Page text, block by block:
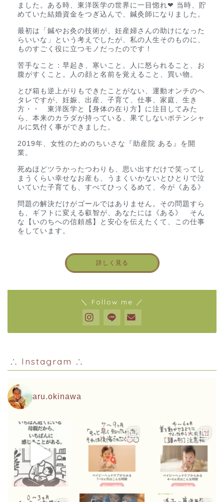
ました。ある時、東洋医学の世界に一目惚れ❤︎ 当時、貯
めていた結婚資金をつぎ込んで、鍼灸師になりました。
最初は「鍼やお灸の技術が、妊産婦さんの助けになった
らいいな」という考えでしたが、私の人生そのものに、
ものすごく役に立つモノだったのです！
苦手なこと：早起き、寒いこと。人に怒られること、お
腹がすくこと。人の顔と名前を覚えること、買い物。
とび箱も逆上がりもできたことがない、運動オンチのヘ
タレですが、妊娠、出産、子育て、仕事、家庭、生き
方・・ 東洋医学と【身体の在り方】に注目してみた
ら、本来のカラダが持っている、果てしないポテンシャ
ルに気付く事ができました。
2019年、女性のためのちいさな『助産院 ある』を開
業。
死ぬほどツラかったつわりも、思い出すだけで笑ってし
まうくらい幸せなお産も、うまくいかないとひとりで泣
いていた子育ても、すべてひっくるめて、今が《ある》
問題の解決だけがゴールではありません。その問題すら
も、ギフトに変える叡智が、あなたには《ある》 そん
な【いのちへの信頼感】と安心を伝えたくて、この仕事
をしています。
詳しく見る
＼ Follow me ／
∴ Instagram ∴
aru.okinawa